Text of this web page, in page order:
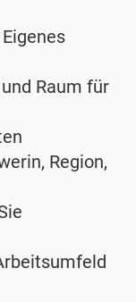
Raum für
Region,